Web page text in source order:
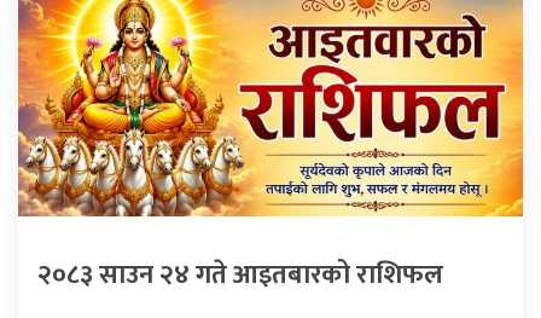
२०८३ साउन २४ गते आइतबारको राशिफल